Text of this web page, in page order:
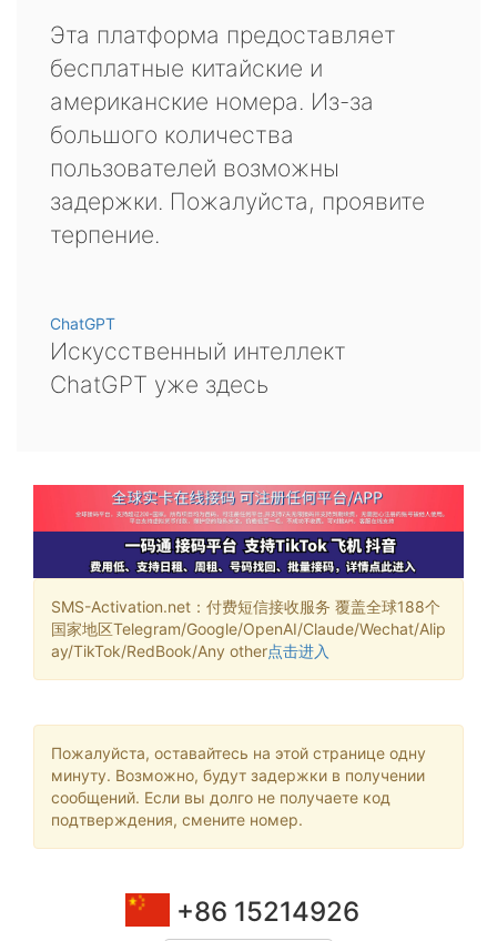
Эта платформа предоставляет
бесплатные китайские и
американские номера. Из-за
большого количества
пользователей возможны
задержки. Пожалуйста, проявите
терпение.
ChatGPT
Искусственный интеллект
ChatGPT уже здесь
SMS-Activation.net：付费短信接收服务 覆盖全球188个
国家地区Telegram/Google/OpenAI/Claude/Wechat/Alip
ay/TikTok/RedBook/Any other点击进入
Пожалуйста, оставайтесь на этой странице одну
минуту. Возможно, будут задержки в получении
сообщений. Если вы долго не получаете код
подтверждения, смените номер.
+86 15214926